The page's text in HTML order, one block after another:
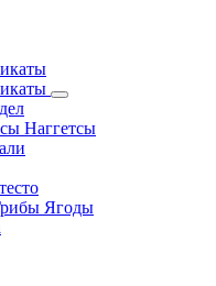
Наггетсы
Ягоды